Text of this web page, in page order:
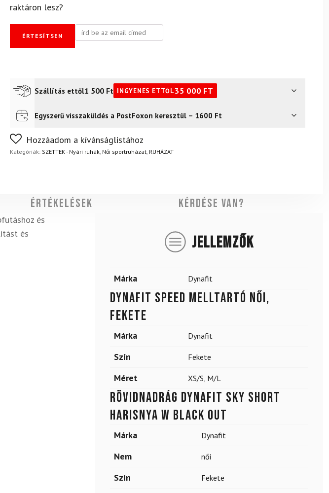
raktáron lesz?
ÉRTESÍTSEN
Szállítás ettől1 500 Ft INGYENES ETTŐL35 000 FT
Futár a címre2 400Ft
FoxPost 1 500
Egyszerű visszaküldés a PostFoxon keresztül – 1600 Ft
Nem biztos a választásában? Semmi gond – a terméket egyszerűen visszaküldheti 14
napon belül, indoklás nélkül. Mik a visszaküldés feltételei?
Hozzáadom a kívánságlistához
Kategóriák: SZETTEK - Nyári ruhák, Női sportruházat, RUHÁZAT
Értékelések Kérdése van?
és
és
JELLEMZŐK
Márka Dynafit
DYNAFIT Speed ​​​​melltartó női,
fekete
Márka Dynafit
Szín Fekete
Méret XS/S M/L
Rövidnadrág DYNAFIT Sky Short
Harisnya W Black Out
Márka Dynafit
Nem női
Szín Fekete